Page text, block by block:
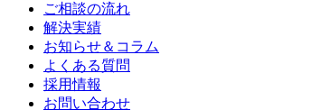
ご相談の流れ
解決実績
お知らせ＆コラム
よくある質問
採用情報
お問い合わせ